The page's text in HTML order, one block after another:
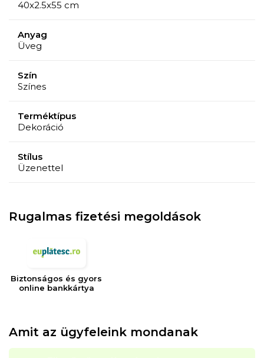
40x2.5x55 cm
Anyag
Üveg
Szín
Színes
Terméktípus
Dekoráció
Stílus
Üzenettel
Rugalmas fizetési megoldások
Biztonságos és gyors
online bankkártya
Amit az ügyfeleink mondanak